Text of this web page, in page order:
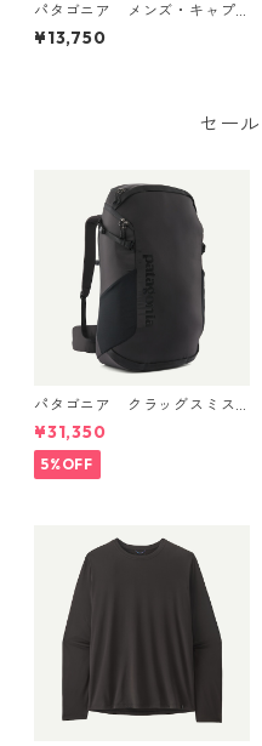
パタゴニア メンズ・キャプ
リーン・サーマルウェイト・
クルー (カラー Seabird Gre
¥13,750
セー
パタゴニア クラッグスミス
パック 45L ブラック 48066 P
atagonia Cragsmith Pack 日
本正規品
¥31,350
5%OFF